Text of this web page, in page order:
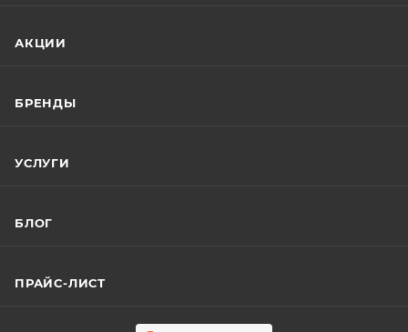
АКЦИИ
БРЕНДЫ
УСЛУГИ
БЛОГ
ПРАЙС-ЛИСТ